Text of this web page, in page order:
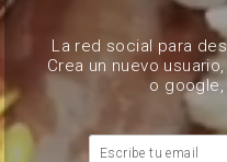
La red social para
Crea un nuevo
o
Escribe tu email